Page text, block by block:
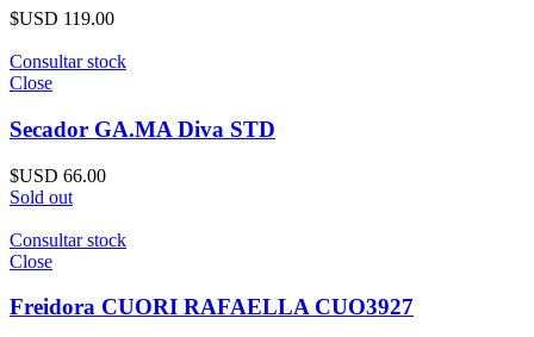
$USD 119.00
Consultar stock
Close
Secador GA.MA Diva STD
$USD 66.00
Sold out
Consultar stock
Close
Freidora CUORI RAFAELLA CUO3927